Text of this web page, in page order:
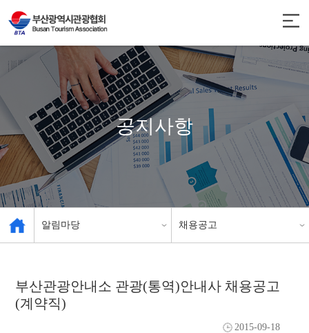
공지사항
알림마당
관광 사업체 현황
채용공고
부산관광안내소 관광(통역)안내사 채용공고
(계약직)
2015-09-18